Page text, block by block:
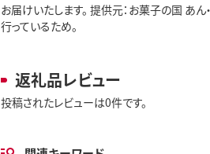
お届けいたします。 提供元：お菓子の国
行っているため。
返礼品レビュー
投稿されたレビューは0件です。